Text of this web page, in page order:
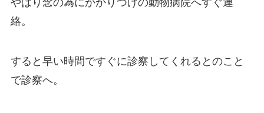
やはり念の為にかかりつけの動物病院へすぐ連
絡。
すると早い時間ですぐに診察してくれるとのこと
で診察へ。